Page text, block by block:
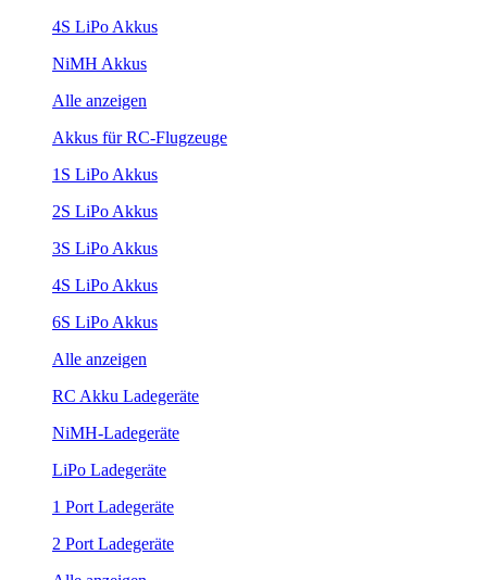
4S LiPo Akkus
NiMH Akkus
Alle anzeigen
Akkus für RC-Flugzeuge
1S LiPo Akkus
2S LiPo Akkus
3S LiPo Akkus
4S LiPo Akkus
6S LiPo Akkus
Alle anzeigen
RC Akku Ladegeräte
NiMH-Ladegeräte
LiPo Ladegeräte
1 Port Ladegeräte
2 Port Ladegeräte